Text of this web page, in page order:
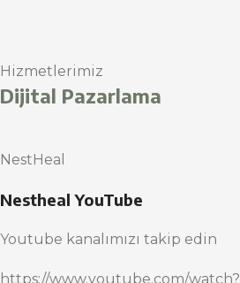
Hizmetlerimiz
Dijital Pazarlama
NestHeal
Nestheal YouTube
Youtube kanalımızı takip edin
https://www.youtube.com/watch?